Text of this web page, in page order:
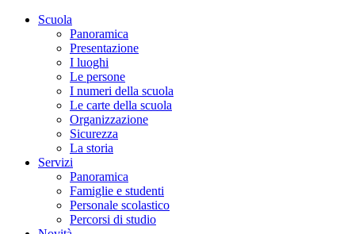
Scuola
Panoramica
Presentazione
I luoghi
Le persone
I numeri della scuola
Le carte della scuola
Organizzazione
Sicurezza
La storia
Servizi
Panoramica
Famiglie e studenti
Personale scolastico
Percorsi di studio